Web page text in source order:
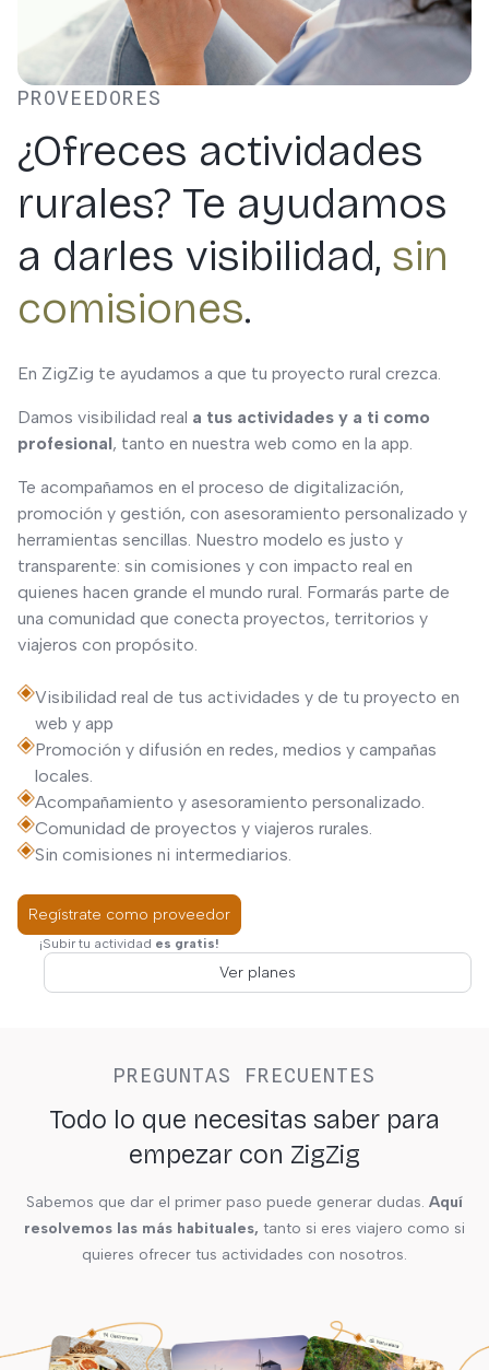
PROVEEDORES
¿Ofreces actividades
rurales? Te ayudamos
a darles visibilidad, sin
comisiones.
En ZigZig te ayudamos a que tu proyecto rural crezca.
Damos visibilidad real a tus actividades y a ti como
profesional, tanto en nuestra web como en la app.
Te acompañamos en el proceso de digitalización,
promoción y gestión, con asesoramiento personalizado y
herramientas sencillas. Nuestro modelo es justo y
transparente: sin comisiones y con impacto real en
quienes hacen grande el mundo rural. Formarás parte de
una comunidad que conecta proyectos, territorios y
viajeros con propósito.
Visibilidad real de tus actividades y de tu proyecto en
web y app
Promoción y difusión en redes, medios y campañas
locales.
Acompañamiento y asesoramiento personalizado.
Comunidad de proyectos y viajeros rurales.
Sin comisiones ni intermediarios.
Regístrate como proveedor
¡Subir tu actividad es gratis!
Ver planes
PREGUNTAS FRECUENTES
Todo lo que necesitas saber para
empezar con ZigZig
Sabemos que dar el primer paso puede generar dudas. Aquí
resolvemos las más habituales, tanto si eres viajero como si
quieres ofrecer tus actividades con nosotros.